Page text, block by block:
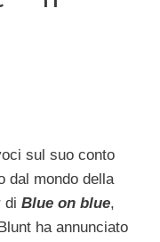
sul suo conto
dal mondo della
di Blue on blue,
ha annunciato